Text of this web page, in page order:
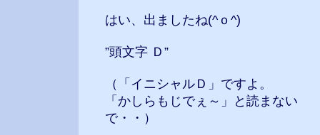
はい、出ましたね(^ｏ^)
”頭文字 Ｄ”
（「イニシャルＤ」ですよ。
「かしらもじでぇ～」と読まない
で・・）